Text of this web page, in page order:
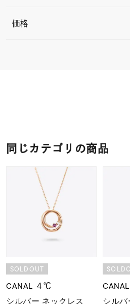
価格
同じカテゴリの商品
SOLDOUT
CANAL ４℃
シルバー ネックレス
シル